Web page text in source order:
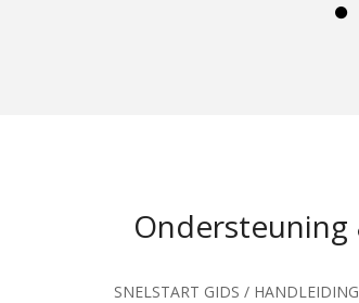
SNELSTART GIDS /